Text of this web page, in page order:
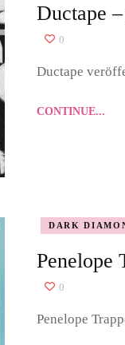
Ductape
0
Ductape
CONTINUE...
DARK
Penelope
0
Penelope